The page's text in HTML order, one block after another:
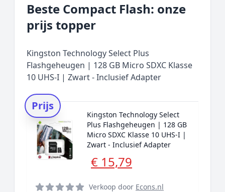
Beste Compact Flash: onze
prijs topper
Kingston Technology Select Plus
Flashgeheugen | 128 GB Micro SDXC Klasse
10 UHS-I | Zwart - Inclusief Adapter
Prijs
Kingston Technology Select
Plus Flashgeheugen | 128 GB
Micro SDXC Klasse 10 UHS-I |
Zwart - Inclusief Adapter
€ 15,79
Verkoop door Econs.nl